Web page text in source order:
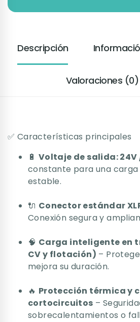
Descripción
Valoraciones (0)
✅ Características principales
🔋 Voltaje de salida: 24V
constante para una
estable.
🔌 Conector estándar
Conexión segura y
🧠 Carga inteligente en
CV y flotación) –
mejora su duración.
🔥 Protección térmica y
cortocircuitos –
sobrecalentamientos o